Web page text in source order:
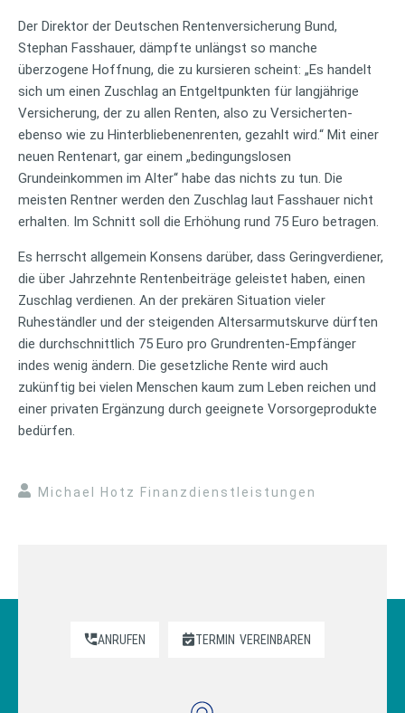
Der Direktor der Deutschen Rentenversicherung Bund,
Stephan Fasshauer, dämpfte unlängst so manche
überzogene Hoffnung, die zu kursieren scheint: „Es handelt
sich um einen Zuschlag an Entgeltpunkten für langjährige
Versicherung, der zu allen Renten, also zu Versicherten-
ebenso wie zu Hinterbliebenenrenten, gezahlt wird.“ Mit einer
neuen Rentenart, gar einem „bedingungslosen
Grundeinkommen im Alter“ habe das nichts zu tun. Die
meisten Rentner werden den Zuschlag laut Fasshauer nicht
erhalten. Im Schnitt soll die Erhöhung rund 75 Euro betragen.
Es herrscht allgemein Konsens darüber, dass Geringverdiener,
die über Jahrzehnte Rentenbeiträge geleistet haben, einen
Zuschlag verdienen. An der prekären Situation vieler
Ruheständler und der steigenden Altersarmutskurve dürften
die durchschnittlich 75 Euro pro Grundrenten-Empfänger
indes wenig ändern. Die gesetzliche Rente wird auch
zukünftig bei vielen Menschen kaum zum Leben reichen und
einer privaten Ergänzung durch geeignete Vorsorgeprodukte
bedürfen.
Michael Hotz Finanzdienstleistungen
ANRUFEN TERMIN VEREINBAREN